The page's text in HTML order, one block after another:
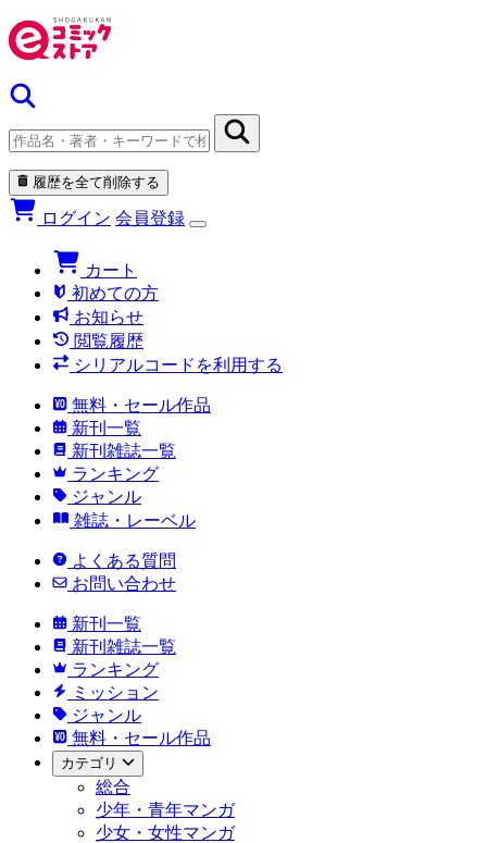
履歴を全て削除する
ログイン 会員登録
カート
初めての方
お知らせ
閲覧履歴
シリアルコードを利用する
無料・セール作品
新刊一覧
新刊雑誌一覧
ランキング
ジャンル
雑誌・レーベル
よくある質問
お問い合わせ
新刊一覧
新刊雑誌一覧
ランキング
ミッション
ジャンル
無料・セール作品
カテゴリ
総合
少年・青年マンガ
少女・女性マンガ